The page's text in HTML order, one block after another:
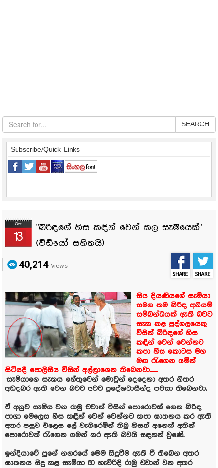
SEARCH
Subscribe/Quick Links
Oct
13
"බිරිඳගේ හිස කඳින් වෙන් කල සැමියෙක්"
(වීඩියෝ සහිතයි)
40,214 Views
සිය දියණියගේ සැමියා
සමග තම බිරිඳ අනියම්
සම්බන්ධයක් ඇති බවට
සැක කළ පුද්ගලයෙකු
විසින් බිරිඳගේ හිස
කඳින් වෙන් වෙන්නට
කපා හිස කොටස මහ
මඟ රැගෙන යමින්
සිටියදී පොලිසීය විසින් අල්ලාගෙන තිබෙනවා........
සැමියාගෙ සැකය හේතුවෙන් මොවුන් දෙදෙනා අතර නිතර
අඩදබර ඇති වෙන බවට අවට ප්‍රදේශවාසීන්ද පවසා තිබෙනවා.
ඒ අනුව සැමිය වන රාමු චවාන් විසින් පොරොවක් ගෙන බිරිඳ
පාගා මෙලෙස හිස කඳින් වෙන් වෙන්නට කපා ඝාතනය කර ඇති
අතර පසුව එලෙස ලේ වැගිරෙමින් තිබූ හිසත් අනෙක් අතින්
පොරොවත් රැගෙන ගමන් කර ඇති බවයි සඳහන් වුණේ.
ඉන්දියාවේ පූනේ නගරයේ මෙම සිදුවීම ඇති වී තිබෙන අතර
ඝාතනය සිදු කළ සැමියා 60 හැවිරිදි රාමු චවාන් වන අතර